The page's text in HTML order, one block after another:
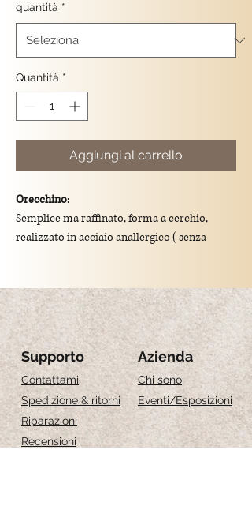
quantità *
Quantità *
Aggiungi al carrello
Orecchino:
Semplice ma raffinato, forma a cerchio,
realizzato in acciaio anallergico ( senza
Diametro: 1.8 cm
Supporto
Contattami
Spedizione & ritorni
Riparazioni
Recensioni
Azienda
Chi sono
Eventi/Esposizioni